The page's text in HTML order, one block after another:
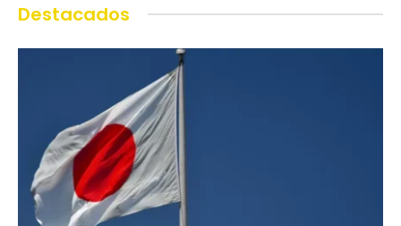
Destacados